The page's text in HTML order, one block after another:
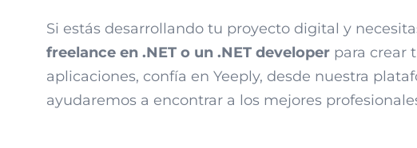
Si estás desarrollando tu proyecto digital y
freelance en .NET o un .NET developer para crear
aplicaciones, confía en Yeeply, desde nuestra
ayudaremos a encontrar a los mejores